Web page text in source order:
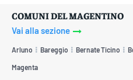
COMUNI DEL MAGENTINO
Vai alla sezione
Arluno Bareggio Bernate Ticino
Magenta